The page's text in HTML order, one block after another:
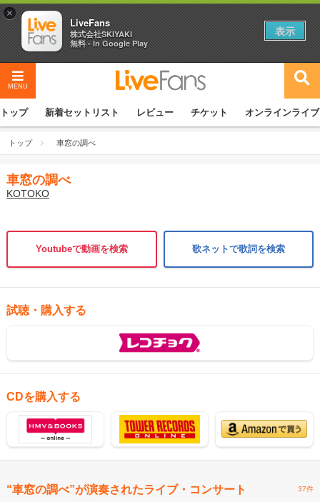
MENU
トップ 新着セットリスト レビュー チケット オンラインライブ
トップ 車窓の調べ
車窓の調べ
KOTOKO
Youtubeで動画を検索 歌ネットで歌詞を検索
試聴・購入する
CDを購入する
“車窓の調べ”が演奏されたライブ・コンサート 37件
×
LiveFans
株式会社SKIYAKI
無料 - In Google Play
表示